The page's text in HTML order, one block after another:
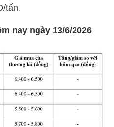
tấn.
nay ngày 13/6/2026